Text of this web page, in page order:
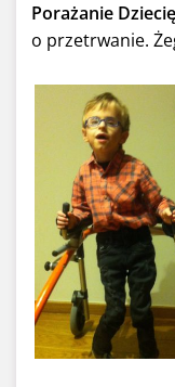
Porażanie
o przetrwanie.